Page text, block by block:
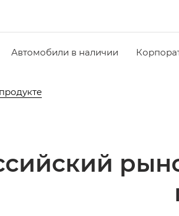
Автомобили в наличии